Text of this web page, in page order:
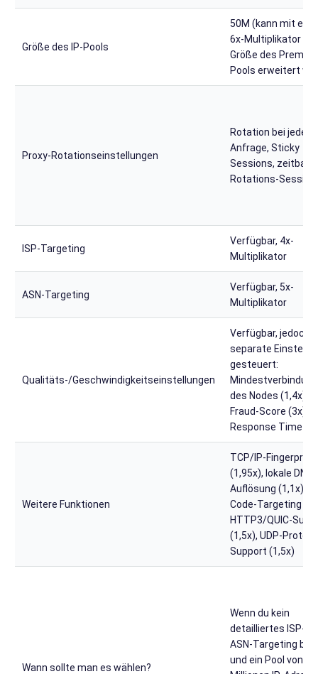
Größe des IP-Pools
50M (kann mit
6x-Multiplikator
Größe des
Pools erweitert
Proxy-Rotationseinstellungen
Rotation bei jeder
Anfrage, Sticky
Sessions,
Rotations-
ISP-Targeting
Verfügbar, 4x-
Multiplikator
ASN-Targeting
Verfügbar, 5x-
Multiplikator
Qualitäts-/Geschwindigkeitseinstellungen
Verfügbar, jedoch
separate
gesteuert:
des Nodes (1,4x),
Fraud-Score (3x),
Response Time
Weitere Funktionen
TCP/IP-Fingerprint
(1,95x), lokale DNS-
Auflösung (1,1x),
Code-Targeting
HTTP3/QUIC-
(1,5x), UDP-
Support (1,5x)
Wann sollte man es wählen?
Wenn du kein
detailliertes ISP-
ASN-Targeting
und ein Pool von